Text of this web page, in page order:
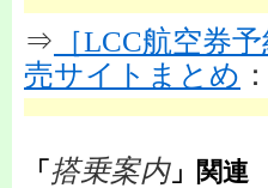
⇒ ［LCC航空券
売サイトまとめ
「 搭乗案内」関連